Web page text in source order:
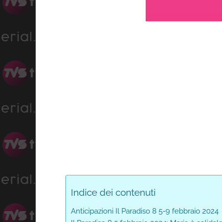
0%
Indice dei contenuti
Anticipazioni Il Paradiso 8 5-9 febbraio 2024